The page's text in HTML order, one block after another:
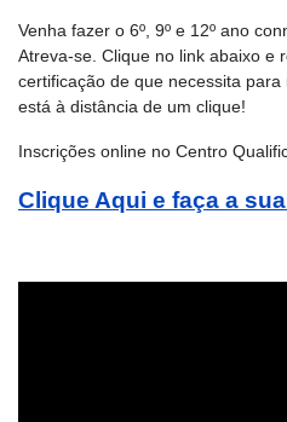
Venha fazer o 6º, 9º e 12º ano
Atreva-se. Clique no link abaixo e
certificação de que necessita para
está à distância de um clique!
Inscrições online no Centro
Clique Aqui e faça a